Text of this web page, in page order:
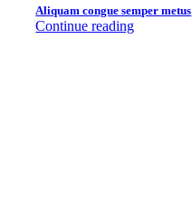
Aliquam congue semper metus
Continue reading